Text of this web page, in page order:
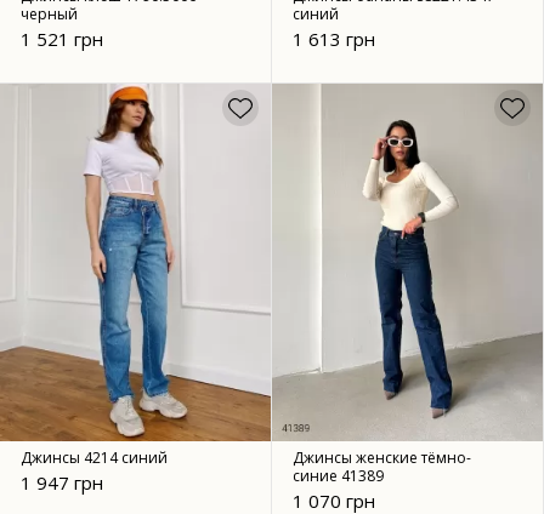
черный
1 521 грн
синий
1 613 грн
Джинсы 4214 синий
1 947 грн
Джинсы женские тёмно-
синие 41389
1 070 грн